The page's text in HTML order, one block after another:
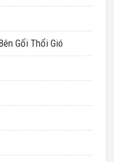
Gối Thổi Gió